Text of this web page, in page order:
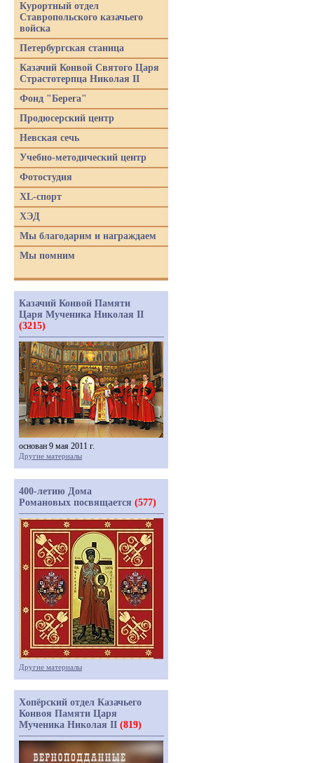
Курортный отдел
Ставропольского казачьего
войска
Петербургская станица
Казачий Конвой Святого Царя
Страстотерпца Николая II
Фонд "Берега"
Продюсерский центр
Невская сечь
Учебно-методический центр
Фотостудия
XL-спорт
ХЭД
Мы благодарим и награждаем
Мы помним
Казачий Конвой Памяти
Царя Мученика Николая II
(3215)
основан 9 мая 2011 г.
Другие материалы
400-летию Дома
Романовых посвящается (577)
Другие материалы
Хопёрский отдел Казачьего
Конвоя Памяти Царя
Мученика Николая II (819)